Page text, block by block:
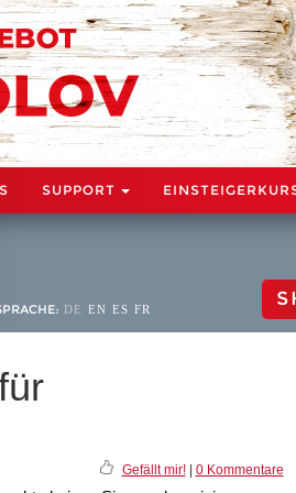
SUPPORT
DE EN ES FR
Gefällt mir!| 0 Kommentare